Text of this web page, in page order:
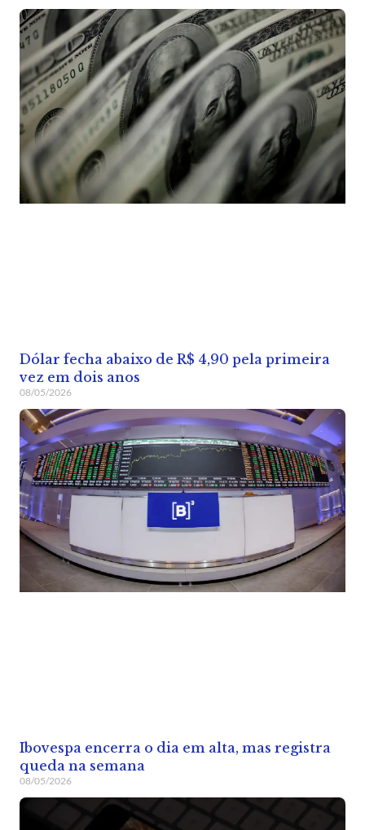
Dólar fecha abaixo de R$ 4,90 pela primeira
vez em dois anos
08/05/2026
Ibovespa encerra o dia em alta, mas registra
queda na semana
08/05/2026